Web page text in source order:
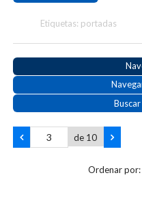
Etiquetas: portadas
de 10
Ordenar por: